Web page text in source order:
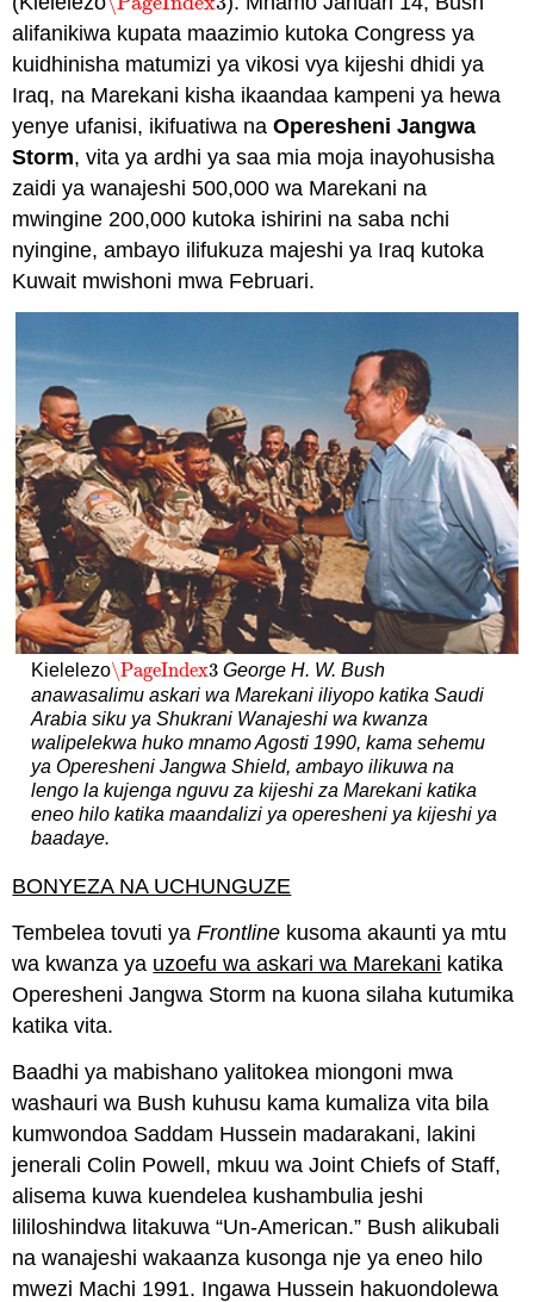
alifanikiwa kupata maazimio kutoka Congress ya
kuidhinisha matumizi ya vikosi vya kijeshi dhidi ya
Iraq, na Marekani kisha ikaandaa kampeni ya hewa
yenye ufanisi, ikifuatiwa naOperesheni Jangwa
Storm, vita ya ardhi ya saa mia moja inayohusisha
zaidi ya wanajeshi 500,000 wa Marekani na
mwingine 200,000 kutoka ishirini na saba nchi
nyingine, ambayo ilifukuza majeshi ya Iraq kutoka
Kuwait mwishoni mwa Februari.
Kielelezo\PageIndex3
\PageIndex3 George H. W. Bush
anawasalimu askari wa Marekani iliyopo katika Saudi
Arabia siku ya Shukrani Wanajeshi wa kwanza
walipelekwa huko mnamo Agosti 1990, kama sehemu
ya Operesheni Jangwa Shield, ambayo ilikuwa na
lengo la kujenga nguvu za kijeshi za Marekani katika
eneo hilo katika maandalizi ya operesheni ya kijeshi ya
baadaye.
BONYEZA NA UCHUNGUZE
Tembelea tovuti yaFrontline kusoma akaunti ya mtu
wa kwanza ya uzoefu wa askari wa Marekani katika
Operesheni Jangwa Storm na kuona silaha kutumika
katika vita.
Baadhi ya mabishano yalitokea miongoni mwa
washauri wa Bush kuhusu kama kumaliza vita bila
kumwondoa Saddam Hussein madarakani, lakini
jenerali Colin Powell, mkuu wa Joint Chiefs of Staff,
alisema kuwa kuendelea kushambulia jeshi
lililoshindwa litakuwa “Un-American.” Bush alikubali
na wanajeshi wakaanza kusonga nje ya eneo hilo
mwezi Machi 1991. Ingawa Hussein hakuondolewa